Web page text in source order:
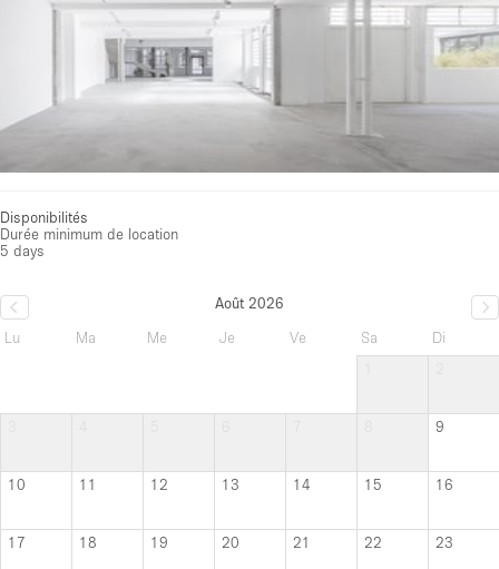
Disponibilités
Durée minimum de location
5 days
Août 2026
Lu
Ma Me Je Ve Sa
Di
9
10 11 12 13 14 15 16
17 18 19 20 21 22 23